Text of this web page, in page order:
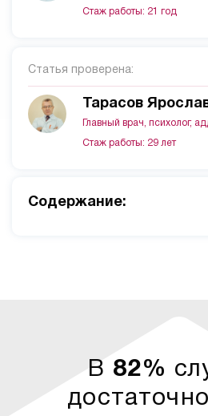
Cодержание:
Стаж работы: 21 год
Статья проверена:
Тарасов
Главный врач, психолог,
Стаж работы: 29 лет
В 82%